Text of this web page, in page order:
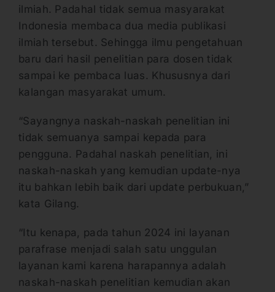
ilmiah. Padahal tidak semua masyarakat
Indonesia membaca dua media publikasi
ilmiah tersebut. Sehingga ilmu pengetahuan
baru dari hasil penelitian para dosen tidak
sampai ke pembaca luas. Khususnya dari
kalangan masyarakat umum.
“Sayangnya naskah-naskah penelitian ini
tidak semuanya sampai kepada para
pengguna. Padahal naskah penelitian, ini
naskah-naskah yang kemudian update-nya
itu bahkan lebih baik dari update perbukuan,”
kata Gilang.
“Itu kenapa, pada tahun 2024 ini layanan
parafrase menjadi salah satu unggulan
layanan kami karena harapannya adalah
naskah-naskah penelitian kemudian akan